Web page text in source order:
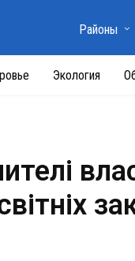
Экология
Районы